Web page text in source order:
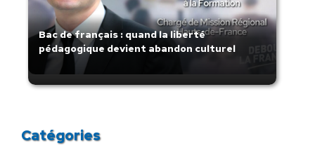
Bac de français : quand la liberté
pédagogique devient abandon culturel
Catégories